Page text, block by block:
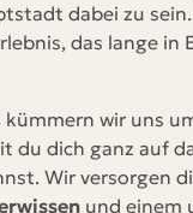
dabei zu
das lange in
kümmern wir uns
du dich ganz auf
Wir versorgen
und einem